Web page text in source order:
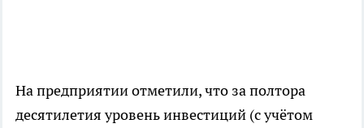
На предприятии отметили, что за полтора
десятилетия уровень инвестиций (с учётом